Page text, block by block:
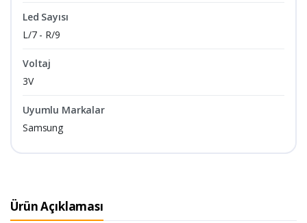
Led Sayısı
L/7 - R/9
Voltaj
3V
Uyumlu Markalar
Samsung
Ürün Açıklaması